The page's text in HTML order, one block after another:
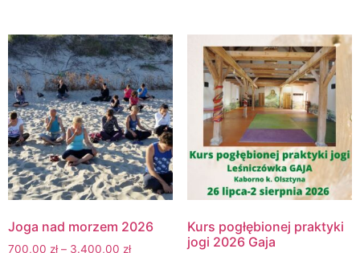
Joga nad morzem 2026
700,00 zł – 3.400,00 zł
Kurs pogłębionej praktyki
jogi 2026 Gaja